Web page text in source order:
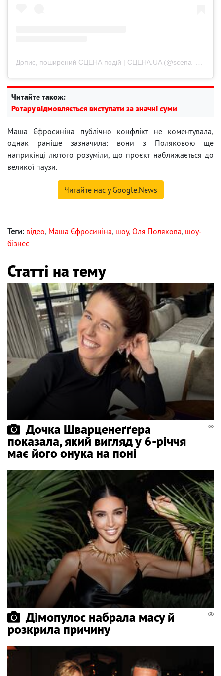
Допис, поширений СЦЕНА подій | СЦЕНА.UA (@scena_ua)
Читайте також:
Ротару відмовляється виступати за значні суми
Маша Єфросиніна публічно конфлікт не коментувала,
однак раніше зазначила: вони з Поляковою ще
наприкінці лютого розуміли, що проєкт наближається до
великої паузи.
Читайте нас у Google.News
Теги: відео, Маша Єфросиніна, шоу, Оля Полякова, шоу-
бізнес
Статті на тему
Дочка Шварценеґґера
показала, який вигляд у 6-річчя
має його онука на поні
Дімопулос набрала масу й
розкрила причину